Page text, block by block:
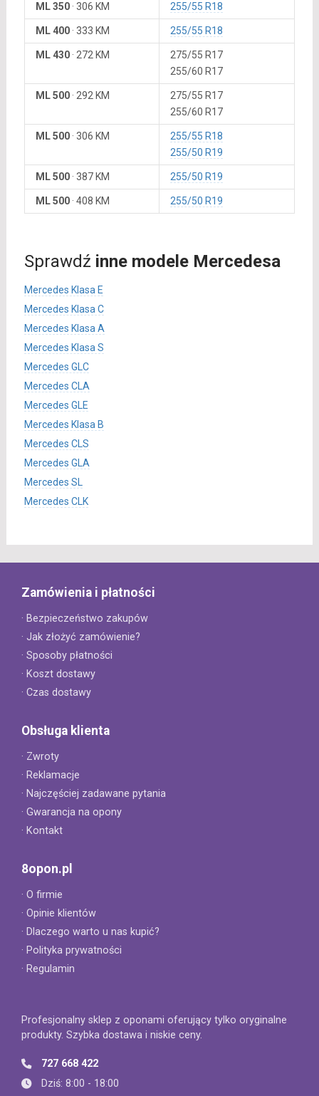
ML 350· 306 KM 255/55 R18
ML 400· 333 KM 255/55 R18
ML 430· 272 KM
275/55 R17
255/60 R17
ML 500· 292 KM
275/55 R17
255/60 R17
ML 500· 306 KM
255/55 R18
255/50 R19
ML 500· 387 KM 255/50 R19
ML 500· 408 KM 255/50 R19
Sprawdź inne modele Mercedesa
Mercedes Klasa E
Mercedes Klasa C
Mercedes Klasa A
Mercedes Klasa S
Mercedes GLC
Mercedes CLA
Mercedes GLE
Mercedes Klasa B
Mercedes CLS
Mercedes GLA
Mercedes SL
Mercedes CLK
Zamówienia i płatności
· Bezpieczeństwo zakupów
· Jak złożyć zamówienie?
· Sposoby płatności
· Koszt dostawy
· Czas dostawy
Obsługa klienta
· Zwroty
· Reklamacje
· Najczęściej zadawane pytania
· Gwarancja na opony
· Kontakt
8opon.pl
· O firmie
· Opinie klientów
· Dlaczego warto u nas kupić?
· Polityka prywatności
· Regulamin
Profesjonalny sklep z oponami oferujący tylko oryginalne
produkty. Szybka dostawa i niskie ceny.
727 668 422
Dziś: 8:00 - 18:00